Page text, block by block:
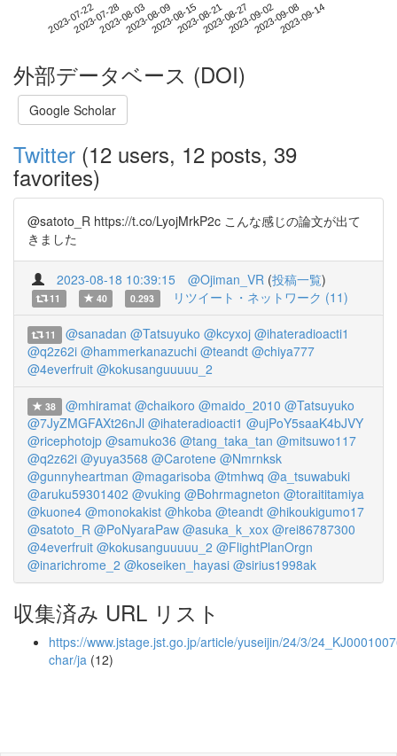
2023-07-222023-07-282023-08-032023-08-092023-08-152023-08-212023-08-272023-09-022023-09-082023-09-14
外部データベース (DOI)
Google Scholar
Twitter (12 users, 12 posts, 39
favorites)
@satoto_R https://t.co/LyojMrkP2c こんな感じの論文が出て
きました
2023-08-18 10:39:15 @Ojiman_VR (投稿一覧)
11 40 0.293 リツイート・ネットワーク (11)
11 @sanadan @Tatsuyuko @kcyxoj @ihateradioacti1
@q2z62i @hammerkanazuchi @teandt @chiya777
@4everfruit @kokusanguuuuu_2
38 @mhiramat @chaikoro @maido_2010 @Tatsuyuko
@7JyZMGFAXt26nJl @ihateradioacti1 @ujPoY5saaK4bJVY
@ricephotojp @samuko36 @tang_taka_tan @mitsuwo117
@q2z62i @yuya3568 @Carotene @Nmrnksk
@gunnyheartman @magarisoba @tmhwq @a_tsuwabuki
@aruku59301402 @vuking @Bohrmagneton @toraititamiya
@kuone4 @monokakist @hkoba @teandt @hikoukigumo17
@satoto_R @PoNyaraPaw @asuka_k_xox @rei86787300
@4everfruit @kokusanguuuuu_2 @FlightPlanOrgn
@inarichrome_2 @koseiken_hayasi @sirius1998ak
収集済み URL リスト
https://www.jstage.jst.go.jp/article/yuseijin/24/3/
char/ja (12)